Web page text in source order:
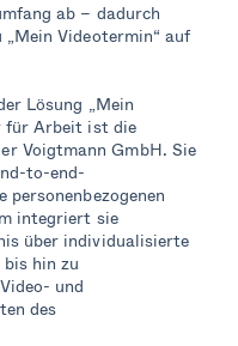
ab – dadurch
Videotermin“ auf
Lösung „Mein
für Arbeit ist die
Voigtmann GmbH. Sie
to-end-
personenbezogenen
integriert sie
über individualisierte
hin zu
und
des